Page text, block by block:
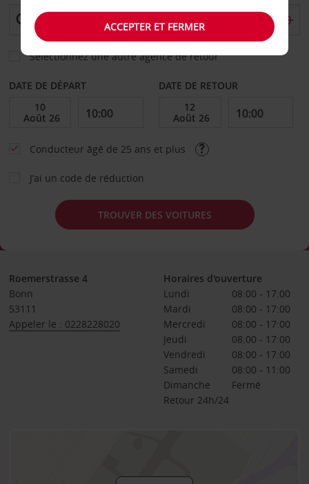
Sélectionnez une autre agence de retour
DATE DE DÉPART DATE DE RETOUR
Conducteur âgé de 25 ans et plus
J’ai un code de réduction
TROUVER DES VOITURES
Roemerstrasse 4
Bonn
53111
Appeler le : 0228228020
Horaires d'ouverture
Lundi
08:00 - 17:00
Mardi
08:00 - 17:00
Mercredi
08:00 - 17:00
Jeudi
08:00 - 17:00
Vendredi
08:00 - 17:00
Samedi
08:00 - 11:00
Dimanche
Fermé
Retour 24h/24
ACCEPTER ET FERMER